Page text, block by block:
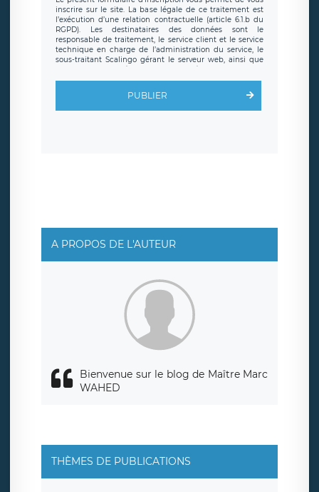
inscrire sur le site. La base légale de ce traitement est
l’exécution d’une relation contractuelle (article 6.1.b du
RGPD). Les destinataires des données sont le
responsable de traitement, le service client et le service
technique en charge de l’administration du service, le
sous-traitant Scalingo gérant le serveur web, ainsi que
toute personne légalement autorisée. Le formulaire
d’inscription est hébergé sur un serveur hébergé par
clauses de
protection conformes au RGPD
. Les données collectées
sont conservées jusqu’à ce que l’Internaute en sollicite la
rue Léopold Sédar Senghor, joignable à l’adresse mail :
responsabledetraitement@legavox.fr. Vous avez
également le droit d’introduire une réclamation auprès
d’une autorité de contrôle.
PUBLIER
A PROPOS DE L'AUTEUR
Bienvenue sur le blog de Maître Marc
WAHED
THÈMES DE PUBLICATIONS